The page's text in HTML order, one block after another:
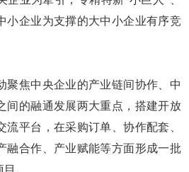
小企业为支撑的大中小企业有序竞
焦中央企业的产业链间协作、中
间的融通发展两大重点，搭建开放
平台，在采购订单、协作配套、
融合作、产业赋能等方面形成一批
。